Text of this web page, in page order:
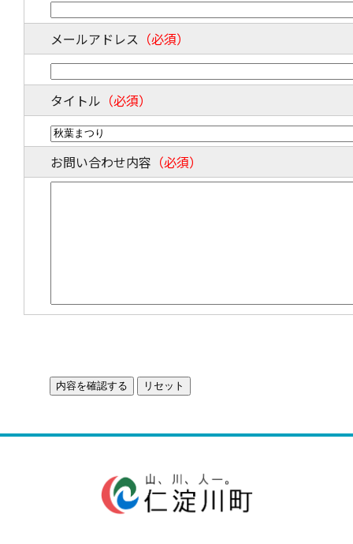
メールアドレス （必須）
タイトル （必須）
お問い合わせ内容 （必須）